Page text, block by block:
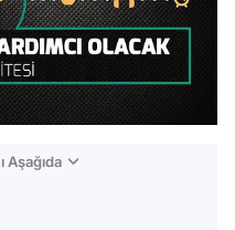
Aşağıda